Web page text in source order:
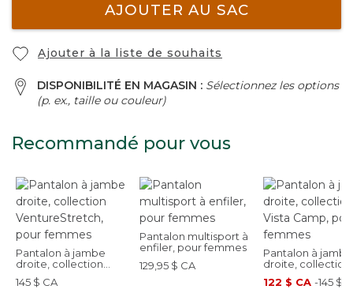
AJOUTER AU SAC
Ajouter à la liste de souhaits
DISPONIBILITÉ EN MAGASIN : Sélectionnez les options
(p. ex., taille ou couleur)
Recommandé pour vous
Pantalon à jambe
droite, collection
VentureStretch, pour
femmes
145 $ CA
Pantalon multisport à
enfiler, pour femmes
129,95 $ CA
Pantalon à jambe
droite, collection
Vista Camp, pour
femmes
122 $ CA -145 $